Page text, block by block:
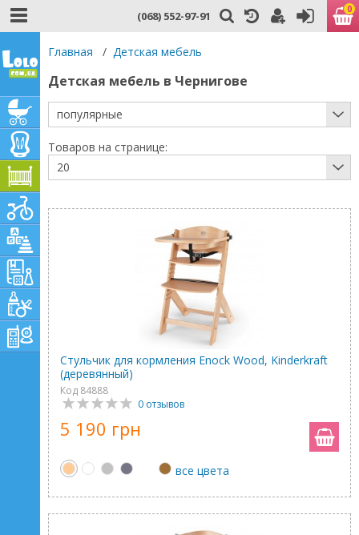
(068) 552-97-91 0
Главная / Детская мебель
Детская мебель в Чернигове
популярные
Товаров на странице:
20
Стульчик для кормления Enock Wood, Kinderkraft
(деревянный)
Код 84888
0 отзывов
5 190 грн
все цвета